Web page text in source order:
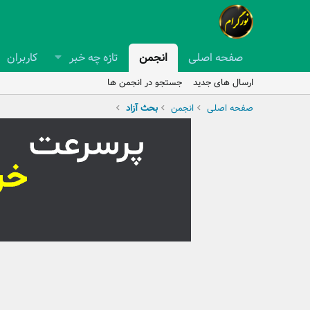
صفحه اصلی انجمن تازه چه خبر کاربران
ارسال های جدید
جستجو در انجمن ها
صفحه اصلی
انجمن بحث آزاد